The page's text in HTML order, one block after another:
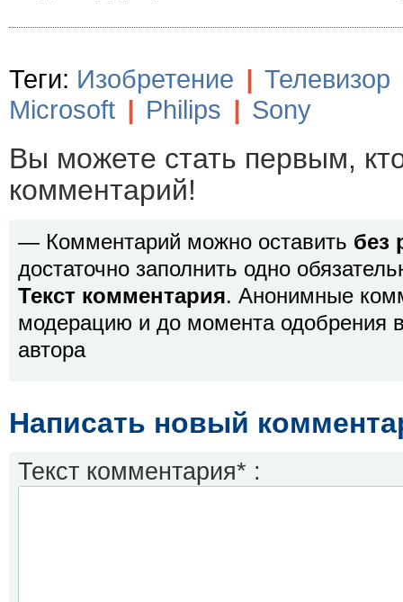
Теги: Изобретение | Телевизор
Microsoft | Philips | Sony
Вы можете стать первым,
комментарий!
— Комментарий можно оставить без
достаточно заполнить одно
Текст комментария. Анонимные
модерацию и до момента одобрения
автора
Написать новый
Текст комментария* :